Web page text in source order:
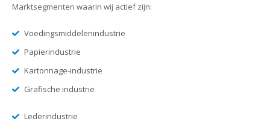
Marktsegmenten waarin wij actief zijn:
Voedingsmiddelenindustrie
Papierindustrie
Kartonnage-industrie
Grafische industrie
Lederindustrie